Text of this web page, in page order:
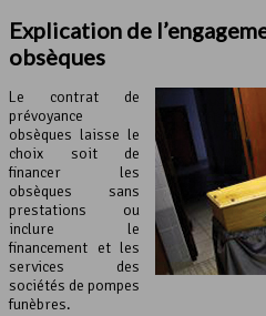
Explication de
obsèques
Le contrat de
prévoyance
obsèques laisse le
choix soit de
financer les
obsèques sans
prestations ou
inclure le
financement et les
services des
sociétés de pompes
funèbres.